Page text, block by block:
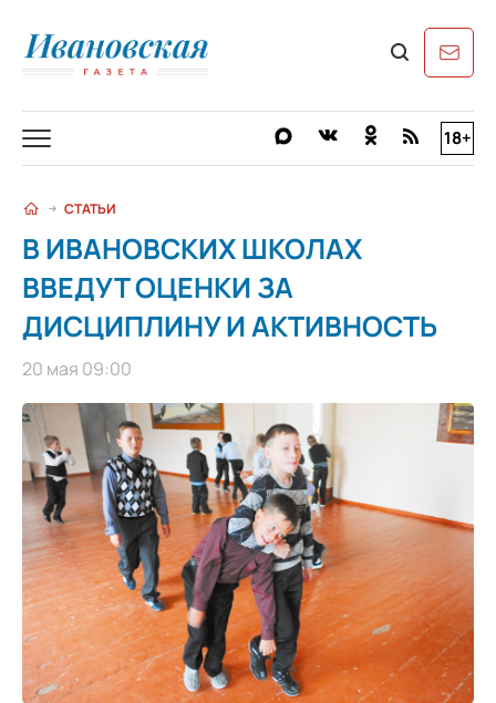
18+
СТАТЬИ
В ИВАНОВСКИХ ШКОЛАХ
ВВЕДУТ ОЦЕНКИ ЗА
ДИСЦИПЛИНУ И АКТИВНОСТЬ
20 мая 09:00